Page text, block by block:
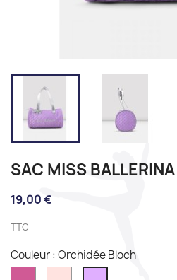
SAC MISS
19,00 €
TTC
Couleur : Orchidée Bloch